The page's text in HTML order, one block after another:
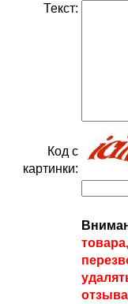
Текст:
Код с
картинки: